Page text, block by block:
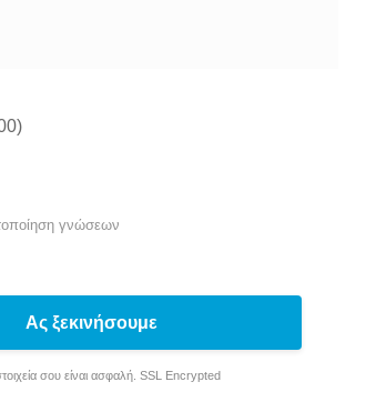
γνώσεων
Ας ξεκινήσουμε
σου είναι ασφαλή. SSL Encrypted